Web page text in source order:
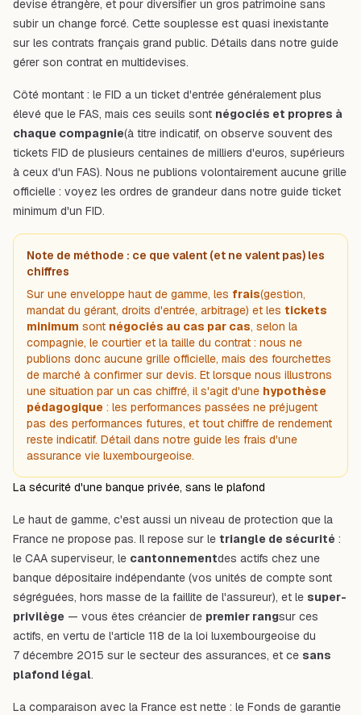
devise étrangère, et pour diversifier un gros patrimoine sans
subir un change forcé. Cette souplesse est quasi inexistante
sur les contrats français grand public. Détails dans notre guide
gérer son contrat en multidevises.
Côté montant : le FID a un ticket d'entrée généralement plus
élevé que le FAS, mais ces seuils sont négociés et propres à
chaque compagnie(à titre indicatif, on observe souvent des
tickets FID de plusieurs centaines de milliers d'euros, supérieurs
à ceux d'un FAS). Nous ne publions volontairement aucune grille
officielle : voyez les ordres de grandeur dans notre guide ticket
minimum d'un FID.
Note de méthode : ce que valent (et ne valent pas) les
chiffres
Sur une enveloppe haut de gamme, les frais(gestion,
mandat du gérant, droits d'entrée, arbitrage) et les tickets
minimum sont négociés au cas par cas, selon la
compagnie, le courtier et la taille du contrat : nous ne
publions donc aucune grille officielle, mais des fourchettes
de marché à confirmer sur devis. Et lorsque nous illustrons
une situation par un cas chiffré, il s'agit d'une hypothèse
pédagogique : les performances passées ne préjugent
pas des performances futures, et tout chiffre de rendement
reste indicatif. Détail dans notre guide les frais d'une
assurance vie luxembourgeoise.
La sécurité d'une banque privée, sans le plafond
Le haut de gamme, c'est aussi un niveau de protection que la
France ne propose pas. Il repose sur le triangle de sécurité :
le CAA superviseur, le cantonnementdes actifs chez une
banque dépositaire indépendante (vos unités de compte sont
ségréguées, hors masse de la faillite de l'assureur), et le super-
privilège — vous êtes créancier de premier rangsur ces
actifs, en vertu de l'article 118 de la loi luxembourgeoise du
7 décembre 2015 sur le secteur des assurances, et ce sans
plafond légal.
La comparaison avec la France est nette : le Fonds de garantie